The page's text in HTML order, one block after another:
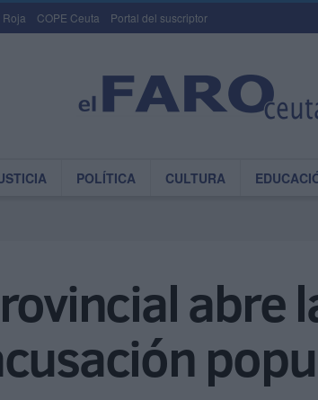
Roja COPE Ceuta Portal del suscriptor
POLÍTICA CULTURA
abre